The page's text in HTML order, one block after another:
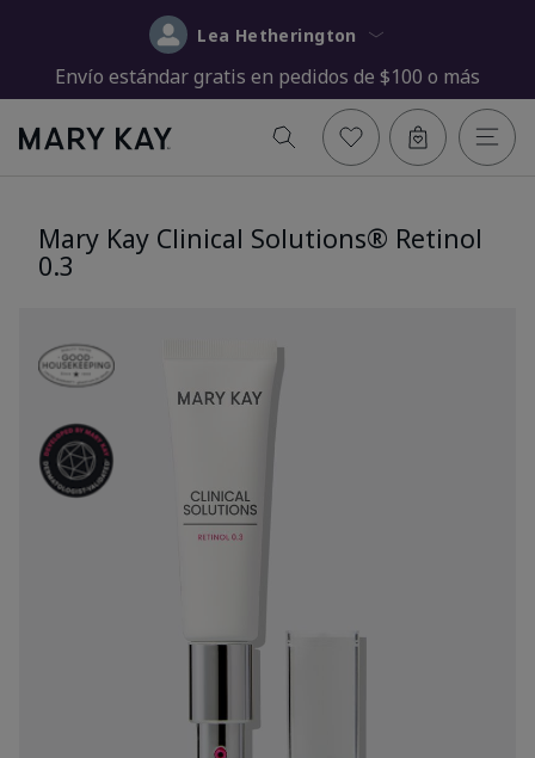
Lea Hetherington
Envío estándar gratis en pedidos de $100 o más
Mary Kay Clinical Solutions® Retinol
0.3